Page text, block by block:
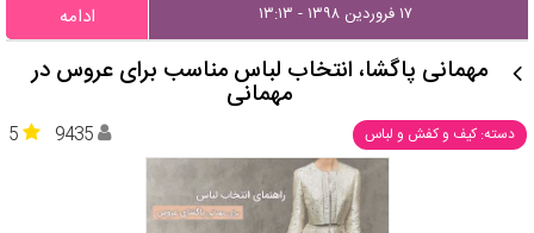
۱۷ فروردین ۱۳۹۸ - ۱۳:۱۳ ادامه
مهمانی پاگشا، انتخاب لباس مناسب برای عروس در
مهمانی
دسته: کیف و کفش و لباس 5 9435